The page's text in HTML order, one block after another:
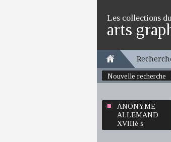
Les collections
arts
Nouvelle recherche
ANONYME
ALLEMAND
XVIIIè s